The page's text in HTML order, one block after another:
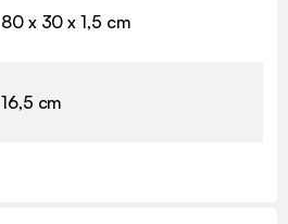
80 x 30 x 1,5 cm
16,5 cm